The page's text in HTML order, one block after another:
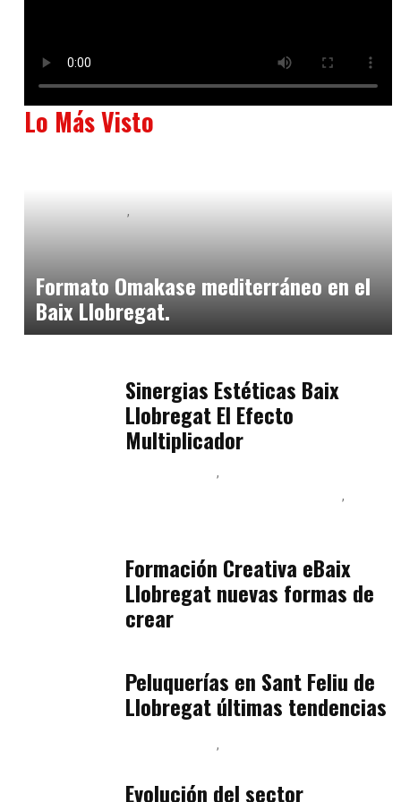
Lo Más Visto
Formato Omakase mediterráneo en el
Baix Llobregat.
Sinergias Estéticas Baix
Llobregat El Efecto
Multiplicador
Formación Creativa eBaix
Llobregat nuevas formas de
crear
Peluquerías en Sant Feliu de
Llobregat últimas tendencias
Evolución del sector